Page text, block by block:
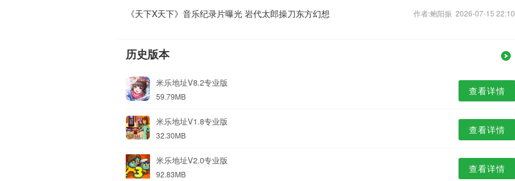
《天下X天下》音乐纪录片曝光 岩代太郎操刀东方幻想 作者:鲍阳振 2026-07-15 22:10
历史版本
米乐地址V8.2专业版
59.79MB 查看详情
米乐地址V1.8专业版
32.30MB 查看详情
米乐地址V2.0专业版
92.83MB 查看详情